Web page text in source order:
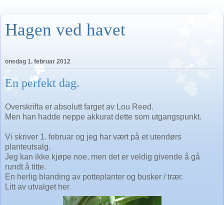
Hagen ved havet
onsdag 1. februar 2012
En perfekt dag.
Overskrifta er absolutt farget av Lou Reed.
Men han hadde neppe akkurat dette som utgangspunkt.
Vi skriver 1. februar og jeg har vært på et utendørs
planteutsalg.
Jeg kan ikke kjøpe noe, men det er veldig givende å gå
rundt å titte.
En herlig blanding av potteplanter og busker / trær.
Litt av utvalget her.